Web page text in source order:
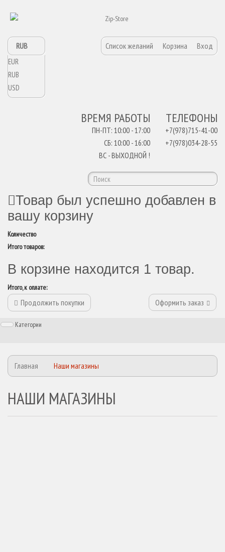
Список желаний Корзина Вход
RUB
EUR
RUB
USD
ТЕЛЕФОНЫ
+7(978)715-41-00
+7(978)034-28-55
ВРЕМЯ РАБОТЫ
ПН-ПТ: 10:00 - 17:00
СБ: 10:00 - 16:00
ВС - ВЫХОДНОЙ !
Товар был успешно добавлен в
вашу корзину
Количество
Итого товаров:
В корзине находится 1 товар.
Итого, к оплате:
Продолжить покупки Оформить заказ
Категории
Главная Наши магазины
НАШИ МАГАЗИНЫ